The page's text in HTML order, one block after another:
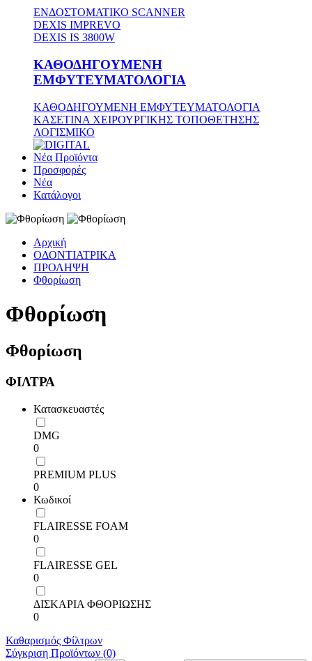
ΕΝΔΟΣΤΟΜΑΤΙΚΟ SCANNER
DEXIS IMPREVO
DEXIS IS 3800W
ΚΑΘΟΔΗΓΟΥΜΕΝΗ
ΕΜΦΥΤΕΥΜΑΤΟΛΟΓΙΑ
ΚΑΘΟΔΗΓΟΥΜΕΝΗ ΕΜΦΥΤΕΥΜΑΤΟΛΟΓΙΑ
ΚΑΣΕΤΙΝΑ ΧΕΙΡΟΥΡΓΙΚΗΣ ΤΟΠΟΘΕΤΗΣΗΣ
ΛΟΓΙΣΜΙΚΟ
Νέα Προϊόντα
Προσφορές
Νέα
Κατάλογοι
Αρχική
ΟΔΟΝΤΙΑΤΡΙΚΑ
ΠΡΟΛΗΨΗ
Φθορίωση
Φθορίωση
Φθορίωση
ΦΙΛΤΡΑ
Κατασκευαστές
DMG
0
PREMIUM PLUS
0
Κωδικοί
FLAIRESSE FOAM
0
FLAIRESSE GEL
0
ΔΙΣΚΑΡΙΑ ΦΘΟΡΙΩΣΗΣ
0
Καθαρισμός Φίλτρων
Σύγκριση Προϊόντων (0)